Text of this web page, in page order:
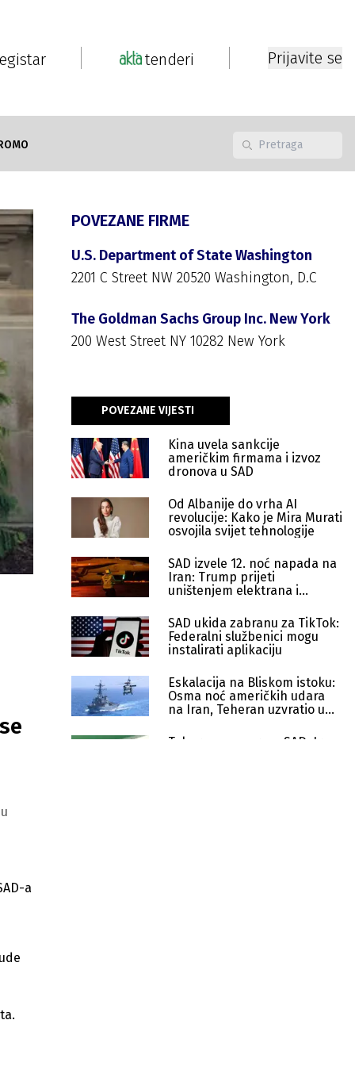
tenderi Prijavite se
a
POVEZANE FIRME
U.S. Department of State Washington
2201 C Street NW 20520 Washington, D.C
The Goldman Sachs Group Inc. New York
200 West Street NY 10282 New York
POVEZANE VIJESTI
Kina uvela sankcije
američkim firmama i izvoz
dronova u SAD
Od Albanije do vrha AI
revolucije: Kako je Mira Murati
osvojila svijet tehnologije
SAD izvele 12. noć napada na
Iran: Trump prijeti
uništenjem elektrana i
SAD ukida zabranu za TikTok:
Federalni službenici mogu
instalirati aplikaciju
Eskalacija na Bliskom istoku:
Osma noć američkih udara
na Iran, Teheran uzvratio u
Teheran upozorava SAD: Iran